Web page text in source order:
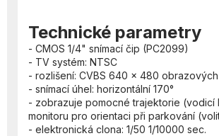
Technické parametry
- CMOS 1/4" snímací čip (PC2099)
- TV systém: NTSC
- rozlišení: CVBS 640 x 480
- snímací úhel: horizontální 170°
- zobrazuje pomocné trajektorie (vodicí
monitoru pro orientaci při parkování
- elektronická clona: 1/50 1/10000 sec.